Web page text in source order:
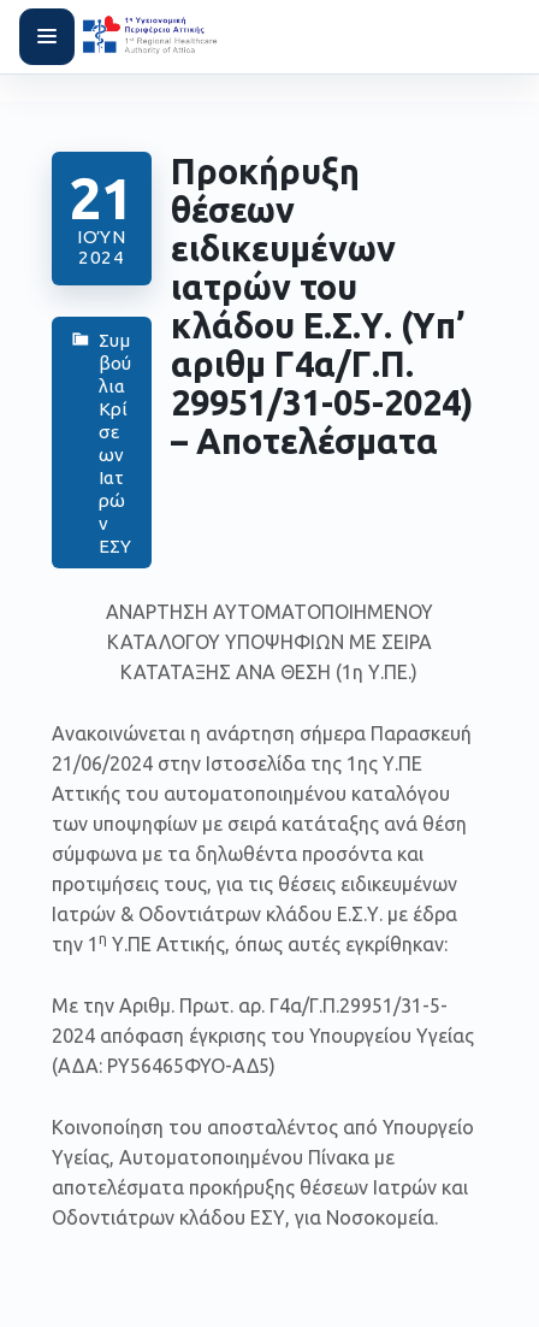
21
ΙΟΎΝ
2024
Συμ
βού
λια
Κρί
σε
ων
Ιατ
ρώ
ν
ΕΣΥ
Προκήρυξη
θέσεων
ειδικευμένων
ιατρών του
κλάδου Ε.Σ.Υ. (Yπ’
αριθμ Γ4α/Γ.Π.
29951/31-05-2024)
– Αποτελέσματα
ΑΝΑΡΤΗΣΗ ΑΥΤΟΜΑΤΟΠΟΙΗΜΕΝΟΥ
ΚΑΤΑΛΟΓΟΥ ΥΠΟΨΗΦΙΩΝ ΜΕ ΣΕΙΡΑ
ΚΑΤΑΤΑΞΗΣ ΑΝΑ ΘΕΣΗ (1η Υ.ΠΕ.)
Ανακοινώνεται η ανάρτηση σήμερα Παρασκευή
21/06/2024 στην Ιστοσελίδα της 1ης Υ.ΠΕ
Αττικής του αυτοματοποιημένου καταλόγου
των υποψηφίων με σειρά κατάταξης ανά θέση
σύμφωνα με τα δηλωθέντα προσόντα και
προτιμήσεις τους, για τις θέσεις ειδικευμένων
Ιατρών & Οδοντιάτρων κλάδου Ε.Σ.Υ. με έδρα
την 1 η Υ.ΠΕ Αττικής, όπως αυτές εγκρίθηκαν:
Με την Αριθμ. Πρωτ. αρ. Γ4α/Γ.Π.29951/31-5-
2024 απόφαση έγκρισης του Υπουργείου Υγείας
(ΑΔΑ: ΡΥ56465ΦΥΟ-ΑΔ5)
Κοινοποίηση του αποσταλέντος από Υπουργείο
Υγείας, Αυτοματοποιημένου Πίνακα με
αποτελέσματα προκήρυξης θέσεων Ιατρών και
Οδοντιάτρων κλάδου ΕΣΥ, για Νοσοκομεία.